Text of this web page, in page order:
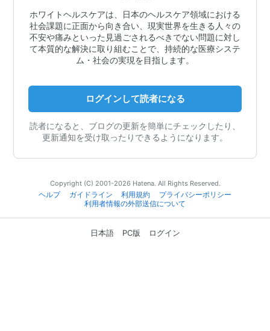
ホワイトヘルスケアは、日本のヘルスケア領域における
社会課題に正面から向き合い、現実世界を生きる人々の
不安や痛みといった見過ごされるべきでない問題に対し
て本質的な解決に取り組むことで、持続的な医療システ
ム・社会の実現を目指します。
ログインして読者になる
読者になると、ブログの更新を簡単にチェックしたり、
更新通知を受け取ったりできるようになります。
Copyright (C) 2001-2026 Hatena. All Rights Reserved.
ヘルプ
ガイドライン 利用規約
プライバシーポリシー
利用者情報の外部送信について
日本語 PC版 ログイン